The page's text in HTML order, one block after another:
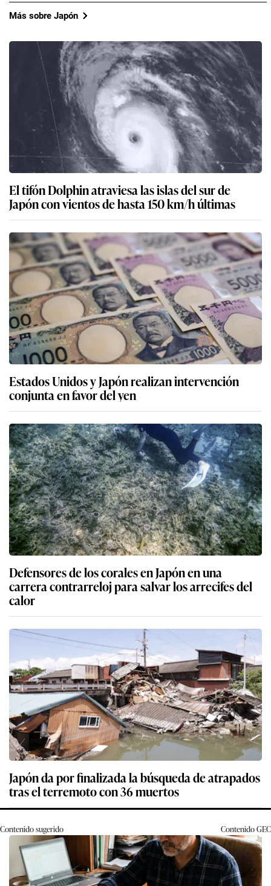
Más sobre Japón
El tifón Dolphin atraviesa las islas del sur de
Japón con vientos de hasta 150 km/h últimas
Estados Unidos y Japón realizan intervención
conjunta en favor del yen
Defensores de los corales en Japón en una
carrera contrarreloj para salvar los arrecifes del
calor
Japón da por finalizada la búsqueda de atrapados
tras el terremoto con 36 muertos
Contenido sugerido ContenidoGEC